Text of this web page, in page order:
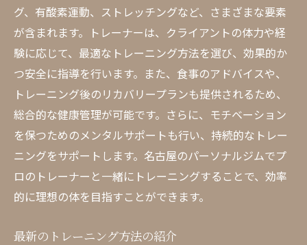
グ、有酸素運動、ストレッチングなど、さまざまな要素
が含まれます。トレーナーは、クライアントの体力や経
験に応じて、最適なトレーニング方法を選び、効果的か
つ安全に指導を行います。また、食事のアドバイスや、
トレーニング後のリカバリープランも提供されるため、
総合的な健康管理が可能です。さらに、モチベーション
を保つためのメンタルサポートも行い、持続的なトレー
ニングをサポートします。名古屋のパーソナルジムでプ
ロのトレーナーと一緒にトレーニングすることで、効率
的に理想の体を目指すことができます。
最新のトレーニング方法の紹介